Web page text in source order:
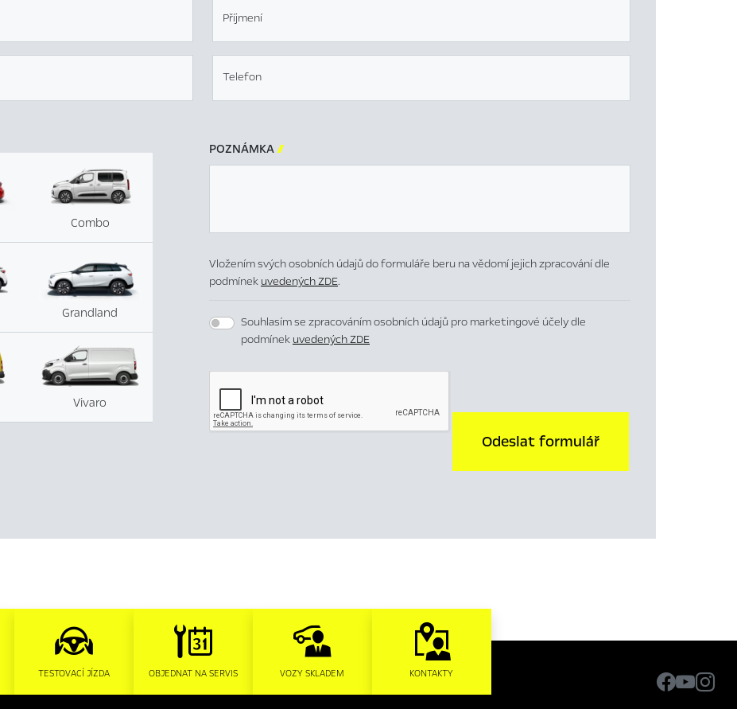
Příjmení
Telefon
Combo
Grandland
Vivaro
POZNÁMKA 
Vložením svých osobních údajů do formuláře beru na vědomí jejich zpracování dle
podmínek uvedených ZDE.
Souhlasím se zpracováním osobních údajů pro marketingové účely dle
podmínek uvedených ZDE
Odeslat formulář
TESTOVACÍ JÍZDA OBJEDNAT NA SERVIS VOZY SKLADEM KONTAKTY